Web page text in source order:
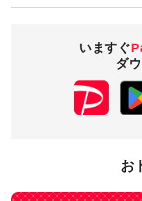
いますぐ
ダ
お